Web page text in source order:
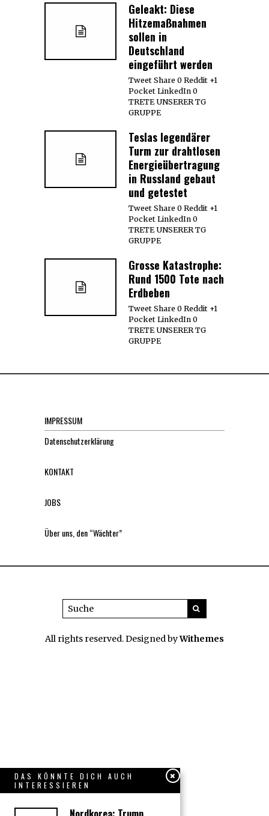
Geleakt: Diese
Hitzemaßnahmen
sollen in
Deutschland
eingeführt werden
Tweet Share 0 Reddit +1
Pocket LinkedIn 0
TRETE UNSERER TG
GRUPPE
Teslas legendärer
Turm zur drahtlosen
Energieübertragung
in Russland gebaut
und getestet
Tweet Share 0 Reddit +1
Pocket LinkedIn 0
TRETE UNSERER TG
GRUPPE
Grosse Katastrophe:
Rund 1500 Tote nach
Erdbeben
Tweet Share 0 Reddit +1
Pocket LinkedIn 0
TRETE UNSERER TG
GRUPPE
IMPRESSUM
Datenschutzerklärung
KONTAKT
JOBS
Über uns, den “Wächter”
All rights reserved. Designed byWithemes
DAS KÖNNTE DICH AUCH
INTERESSIEREN